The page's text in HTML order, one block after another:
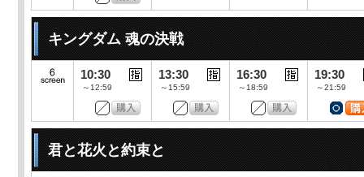
キングダム 魂の決戦
10:30
～12:59
13:30
～15:59
16:30
～18:59
19:30
～21:59
君と花火と約束と